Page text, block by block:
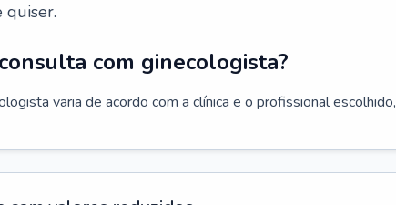
quiser.
com ginecologista?
varia de acordo com a clínica e o profissional escolhido,